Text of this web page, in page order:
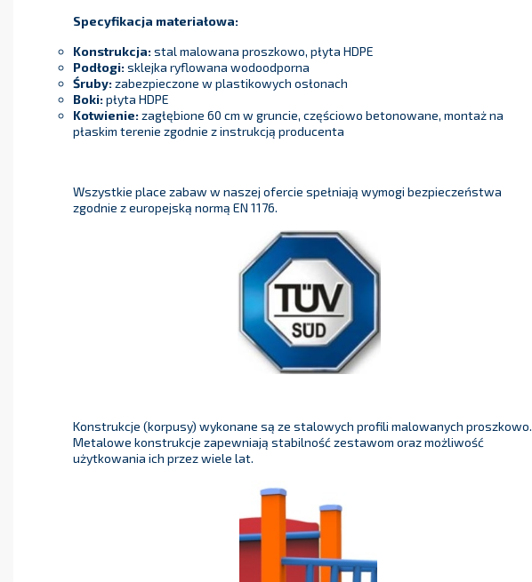
Specyfikacja materiałowa:
Konstrukcja:stal malowana proszkowo, płyta HDPE
Podłogi:sklejka ryflowana wodoodporna
Śruby:zabezpieczone w plastikowych osłonach
Boki:płyta HDPE
Kotwienie:zagłębione 60 cm w gruncie, częściowo betonowane, montaż na
płaskim terenie zgodnie z instrukcją producenta
Wszystkie place zabaw w naszej ofercie spełniają wymogi bezpieczeństwa
zgodnie z europejską normą EN 1176.
Konstrukcje (korpusy) wykonane są ze stalowych profili malowanych proszkowo.
Metalowe konstrukcje zapewniają stabilność zestawom oraz możliwość
użytkowania ich przez wiele lat.